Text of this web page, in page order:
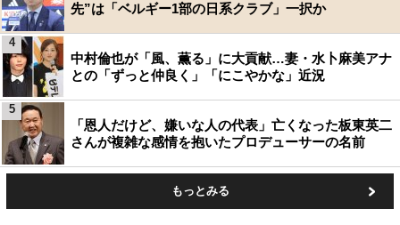
先”は「ベルギー1部の日系クラブ」一択か
中村倫也が「風、薫る」に大貢献…妻・水卜麻美アナ
との「ずっと仲良く」「にこやかな」近況
4
「恩人だけど、嫌いな人の代表」亡くなった板東英二
さんが複雑な感情を抱いたプロデューサーの名前
5
もっとみる